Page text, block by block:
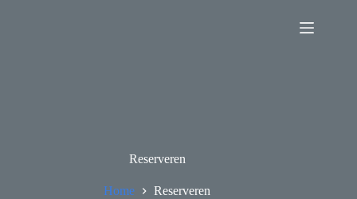
Reserveren
Home Reserveren